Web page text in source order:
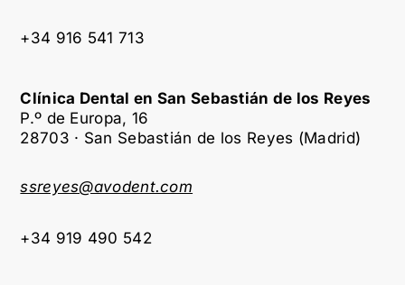
+34 916 541 713
Clínica Dental en San Sebastián de los Reyes
P.º de Europa, 16
28703 · San Sebastián de los Reyes (Madrid)
ssreyes@avodent.com
+34 919 490 542